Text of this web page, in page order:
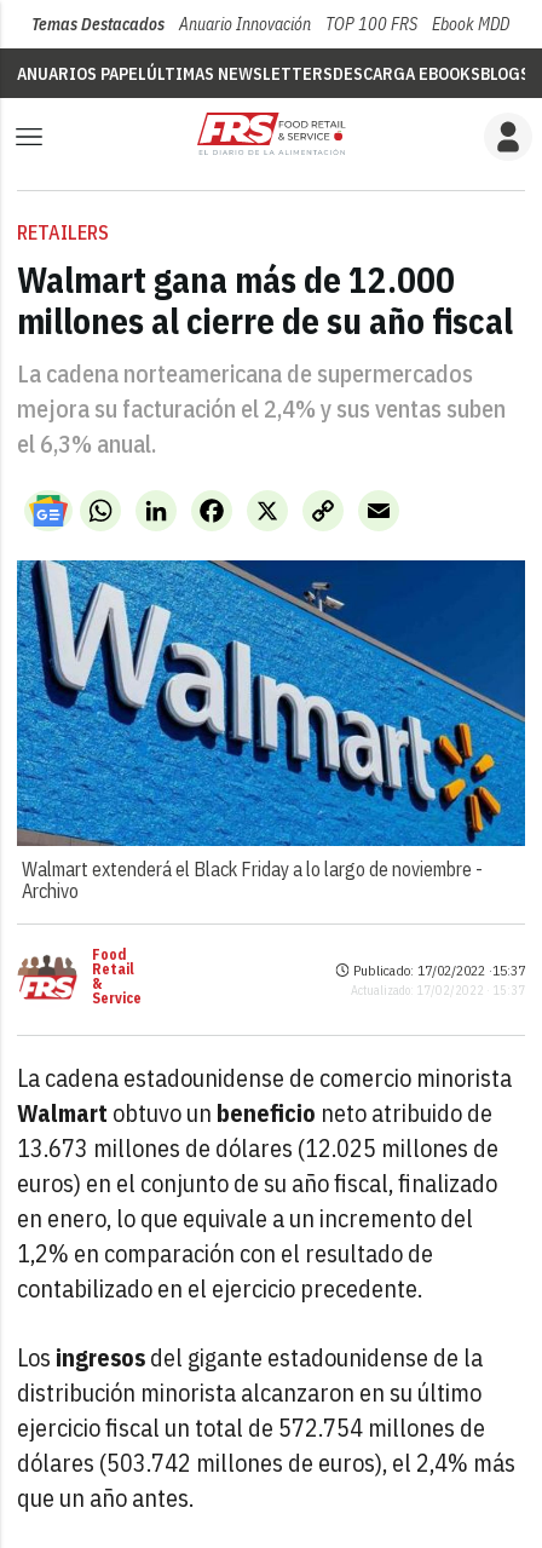
Temas Destacados Anuario Innovación TOP 100 FRS Ebook MDD
ANUARIOS PAPELÚLTIMAS NEWSLETTERSDESCARGA EBOOKSBLOGS
RETAILERS
Walmart gana más de 12.000
millones al cierre de su año fiscal
La cadena norteamericana de supermercados
mejora su facturación el 2,4% y sus ventas suben
el 6,3% anual.
WhatsAppLinkedIn X
Facebook
Copy
Link
Email
Walmart extenderá el Black Friday a lo largo de noviembre -
Archivo
Food
Retail
&
Service
Publicado: 17/02/2022 ·15:37
Actualizado: 17/02/2022 · 15:37
La cadena estadounidense de comercio minorista
Walmart obtuvo un beneficio neto atribuido de
13.673 millones de dólares (12.025 millones de
euros) en el conjunto de su año fiscal, finalizado
en enero, lo que equivale a un incremento del
1,2% en comparación con el resultado de
contabilizado en el ejercicio precedente.
Los ingresosdel gigante estadounidense de la
distribución minorista alcanzaron en su último
ejercicio fiscal un total de 572.754 millones de
dólares (503.742 millones de euros), el 2,4% más
que un año antes.